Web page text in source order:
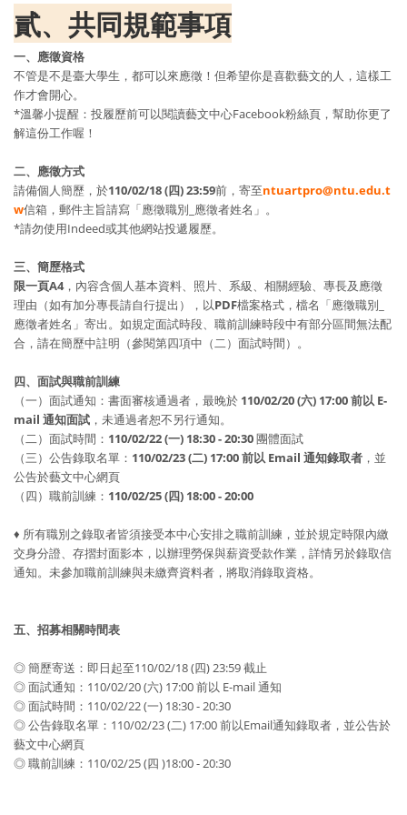
貳、共同規範事項
一、應徵資格
不管是不是臺大學生，都可以來應徵！但希望你是喜歡藝文的人，這樣工
作才會開心。
*溫馨小提醒：投履歷前可以閱讀藝文中心Facebook粉絲頁，幫助你更了
解這份工作喔！
二、應徵方式
請備個人簡歷，於110/02/18 (四) 23:59前，寄至ntuartpro@ntu.edu.t
w信箱，郵件主旨請寫「應徵職別_應徵者姓名」。
*請勿使用Indeed或其他網站投遞履歷。
三、簡歷格式
限一頁A4，內容含個人基本資料、照片、系級、相關經驗、專長及應徵
理由（如有加分專長請自行提出），以PDF檔案格式，檔名「應徵職別_
應徵者姓名」寄出。如規定面試時段、職前訓練時段中有部分區間無法配
合，請在簡歷中註明（參閱第四項中（二）面試時間）。
四、面試與職前訓練
（一）面試通知：書面審核通過者，最晚於 110/02/20 (六) 17:00 前以 E-
mail 通知面試 ，未通過者恕不另行通知。
（二）面試時間： 110/02/22 (一) 18:30 - 20:30團體面試
（三）公告錄取名單： 110/02/23 (二) 17:00 前以 Email 通知錄取者 ，並
公告於藝文中心網頁
（四）職前訓練： 110/02/25 (四) 18:00 - 20:00
♦ 所有職別之錄取者皆須接受本中心安排之職前訓練，並於規定時限內繳
交身分證、存摺封面影本，以辦理勞保與薪資受款作業，詳情另於錄取信
通知。未參加職前訓練與未繳齊資料者，將取消錄取資格。
五、招募相關時間表
◎ 簡歷寄送：即日起至110/02/18 (四) 23:59 截止
◎ 面試通知：110/02/20 (六) 17:00 前以 E-mail 通知
◎ 面試時間：110/02/22 (一) 18:30 - 20:30
◎ 公告錄取名單：110/02/23 (二) 17:00 前以Email通知錄取者，並公告於
藝文中心網頁
◎ 職前訓練：110/02/25 (四 )18:00 - 20:30